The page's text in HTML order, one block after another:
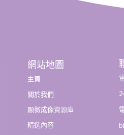
網站地圖
主頁
關於我們
顯微成像資源庫
精選內容